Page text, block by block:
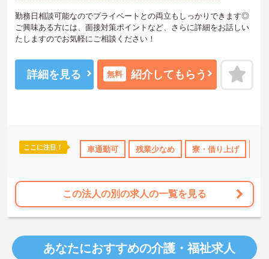
産休･育休･介護休暇取得実績あり 社会保険完備 交通費支給
勤務日相談可能なのでプライベートとの両立もしっかりできます◎
ご興味ある方には、面接対策ポイントなど、さらに詳細をお話しい
たしますのでお気軽にご相談ください！
詳細を見る 無料 紹介してもらう
ここに注目！ 車通勤可 残業少なめ 寮・借り上げ
この法人の別の求人の一覧を見る
あなたにおすすめの介護・福祉求人